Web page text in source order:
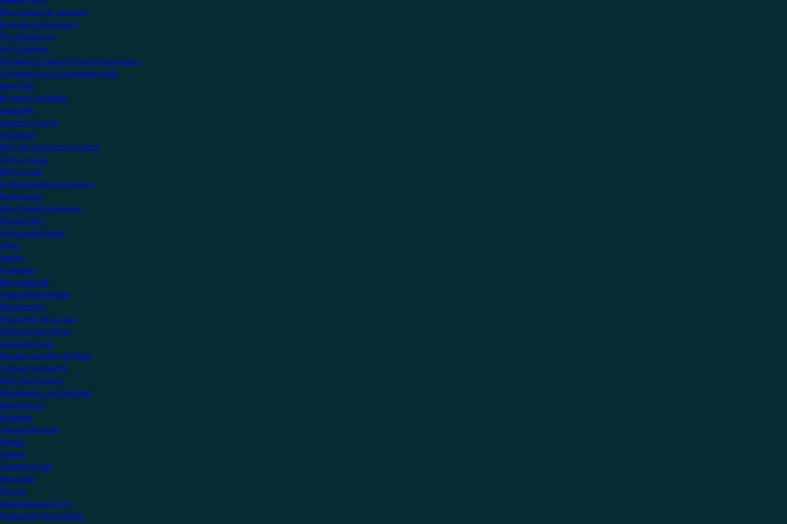
Beschattung & Jalousien
Energiemanagement
Fernbedienung
HLK-Systeme
Intelligente Szenen & Automatisierung
Sicherheit und Zugangskontrolle
Mein KNX
Ein Konto erstellen
Geschäft
Support-Center
Fachleute
KNX-Zertifizierung erhalten
Online-Kurse
KNX Virtuell
Professionelle Ressourcen
Referenzen
Alle Projekte anzeigen
Wohnungen
Einfamilienhäuser
Villen
Hotels
Flughäfen
Bürogebäude
Gesundheitspflege
Pädagogisch
Freizeiteinrichtungen
Öffentliches Sektor
Hersteller-Hub
Werden Sie KNX-Mitglied
Startup Programm
KNX Technologie
Neuigkeiten und Einblicke
Nachrichten
Einblicke
Veranstaltungen
Presse
Videos
Gemeinschaft
Hersteller
Partner
Ausbildungszentren
Freiberufliche Ausbilder